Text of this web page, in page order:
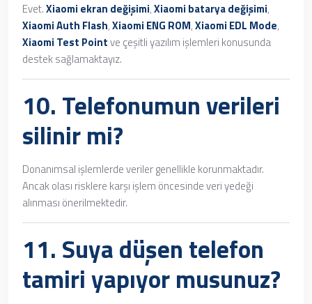
Evet.Xiaomi ekran değişimi,Xiaomi batarya değişimi,
Xiaomi Auth Flash,Xiaomi ENG ROM,Xiaomi EDL Mode,
Xiaomi Test Pointve çeşitli yazılım işlemleri konusunda
destek sağlamaktayız.
10. Telefonumun verileri
silinir mi?
Donanımsal işlemlerde veriler genellikle korunmaktadır.
Ancak olası risklere karşı işlem öncesinde veri yedeği
alınması önerilmektedir.
11. Suya düşen telefon
tamiriyapıyor musunuz?